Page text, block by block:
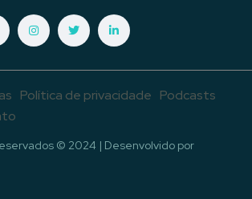
Política de privacidade Podcasts
© 2024 | Desenvolvido por